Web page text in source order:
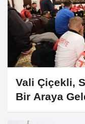
Vali Çiçekli,
Bir Araya